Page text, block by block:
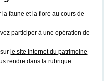
faune et la flore au cours de
participer à une opération de
le site Internet du patrimoine
rendre dans la rubrique :